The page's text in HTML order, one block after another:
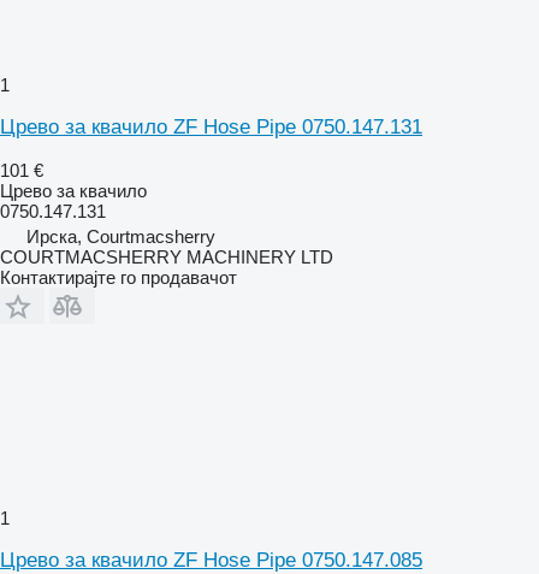
1
Црево за квачило ZF Hose Pipe 0750.147.131
101 €
Црево за квачило
0750.147.131
Ирска, Courtmacsherry
COURTMACSHERRY MACHINERY LTD
Контактирајте го продавачот
1
Црево за квачило ZF Hose Pipe 0750.147.085